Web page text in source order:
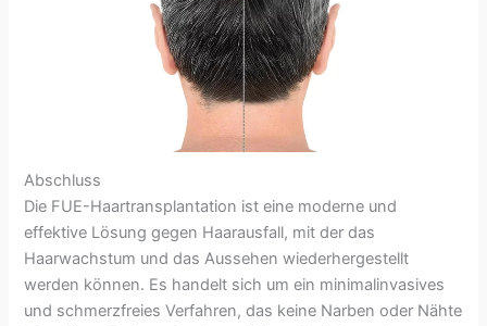
Abschluss
Die FUE-Haartransplantation ist eine moderne und
effektive Lösung gegen Haarausfall, mit der das
Haarwachstum und das Aussehen wiederhergestellt
werden können. Es handelt sich um ein minimalinvasives
und schmerzfreies Verfahren, das keine Narben oder Nähte